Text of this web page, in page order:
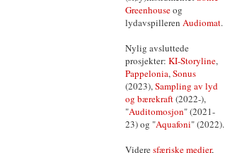
Greenhouseog
lydavspilleren Audiomat.
Nylig avsluttede
prosjekter: KI-Storyline,
Pappelonia,Sonus
(2023),Sampling av lyd
og bærekraft(2022-),
"Auditomosjon" (2021-
23) og "Aquafoni" (2022).
Videresfæriske medier,